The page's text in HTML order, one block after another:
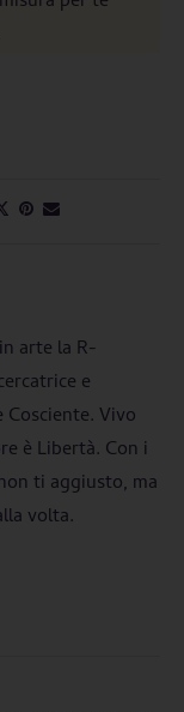
arte la R-
e
Vivo
è Libertà. Con i
ti aggiusto, ma
volta.